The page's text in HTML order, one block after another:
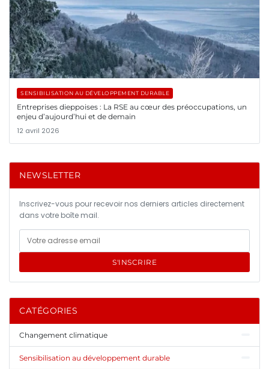
SENSIBILISATION AU DÉVELOPPEMENT DURABLE
Entreprises dieppoises : La RSE au cœur des préoccupations, un
enjeu d’aujourd’hui et de demain
12 avril 2026
NEWSLETTER
Inscrivez-vous pour recevoir nos derniers articles directement
dans votre boîte mail.
S'INSCRIRE
CATÉGORIES
Changement climatique
Sensibilisation au développement durable